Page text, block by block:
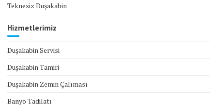
Teknesiz Duşakabin
Hizmetlerimiz
Duşakabin Servisi
Duşakabin Tamiri
Duşakabin Zemin Çalıması
Banyo Tadilatı